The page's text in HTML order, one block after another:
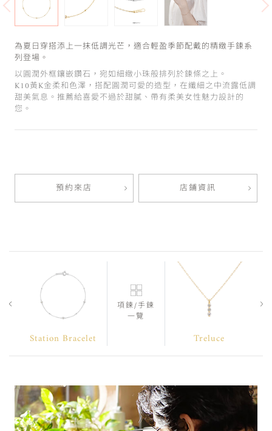
為夏日穿搭添上一抹低調光芒，適合輕盈季節配戴的精緻手鍊系
列登場。
以圓潤外框鑲嵌鑽石，宛如細緻小珠般排列於鍊條之上。
K10黃K金柔和色澤，搭配圓潤可愛的造型，在纖細之中流露低調
甜美氣息。推薦給喜愛不過於甜膩、帶有柔美女性魅力設計的
您。
預約來店 店鋪資訊
Station Bracelet
項鍊/手鍊
一覽
Treluce